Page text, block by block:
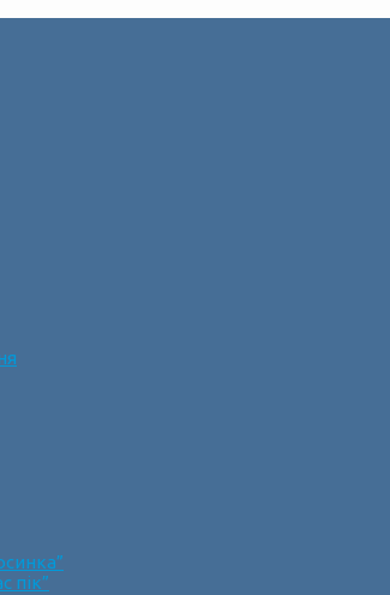
пік”